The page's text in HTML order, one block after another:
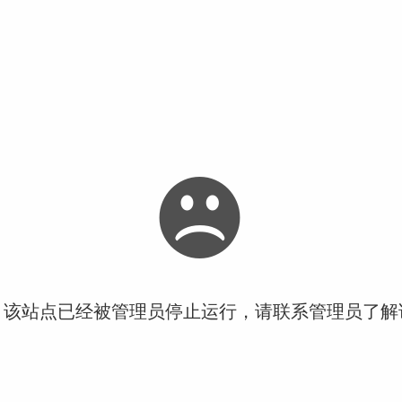
站点已经被管理员停止运行，请联系管理员了